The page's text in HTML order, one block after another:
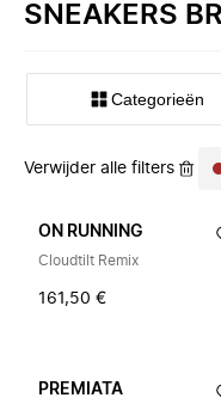
SNEAKERS
Categorieën
Verwijder alle filters
ON RUNNING
Cloudtilt Remix
161,50 €
PREMIATA